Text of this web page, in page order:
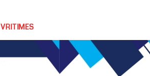
VRITIMES